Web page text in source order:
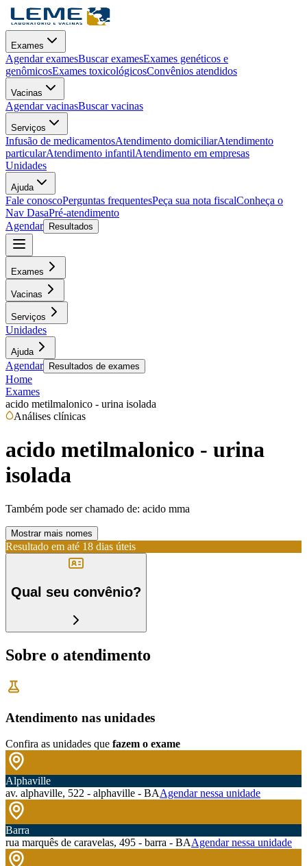
Exames
Agendar examesBuscar examesExames genéticos e
genômicosExames toxicológicosConvênios atendidos
Vacinas
Agendar vacinasBuscar vacinas
Serviços
Infusão de medicamentosAtendimento domiciliarAtendimento
particularAtendimento infantilAtendimento em empresas
Unidades
Ajuda
Fale conoscoPerguntas frequentesPeça sua nota fiscalConheça o
Nav DasaPré-atendimento
Agendar
Resultados
Exames
Vacinas
Serviços
Unidades
Ajuda
Agendar Resultados de exames
Home
Exames
acido metilmalonico - urina isolada
Análises clínicas
acido metilmalonico - urina
isolada
Também pode ser chamado de: acido mma
Mostrar mais nomes
Resultado em até 18 dias úteis
Qual seu convênio?
Sobre o atendimento
Atendimento nas unidades
Confira as unidades que fazem o exame
Alphaville
av. alphaville, 522 - alphaville - BAAgendar nessa unidade
Barra
rua marquês de caravelas, 495 - barra - BAAgendar nessa unidade